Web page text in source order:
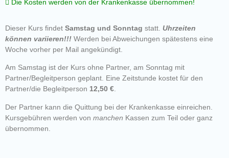
Die Kosten werden von der Krankenkasse übernommen!
Dieser Kurs findet Samstag und Sonntag statt. Uhrzeiten
können variieren!!! Werden bei Abweichungen spätestens eine
Woche vorher per Mail angekündigt.
Am Samstag ist der Kurs ohne Partner, am Sonntag mit
Partner/Begleitperson geplant. Eine Zeitstunde kostet für den
Partner/die Begleitperson 12,50 €.
Der Partner kann die Quittung bei der Krankenkasse einreichen.
Kursgebühren werden von manchen Kassen zum Teil oder ganz
übernommen.